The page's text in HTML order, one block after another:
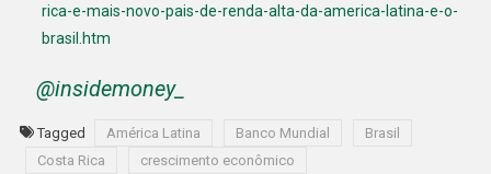
rica-e-mais-novo-pais-de-renda-alta-da-america-latina-e-o-
brasil.htm
@insidemoney_
Tagged América Latina Banco Mundial
Brasil
Costa Rica
crescimento econômico